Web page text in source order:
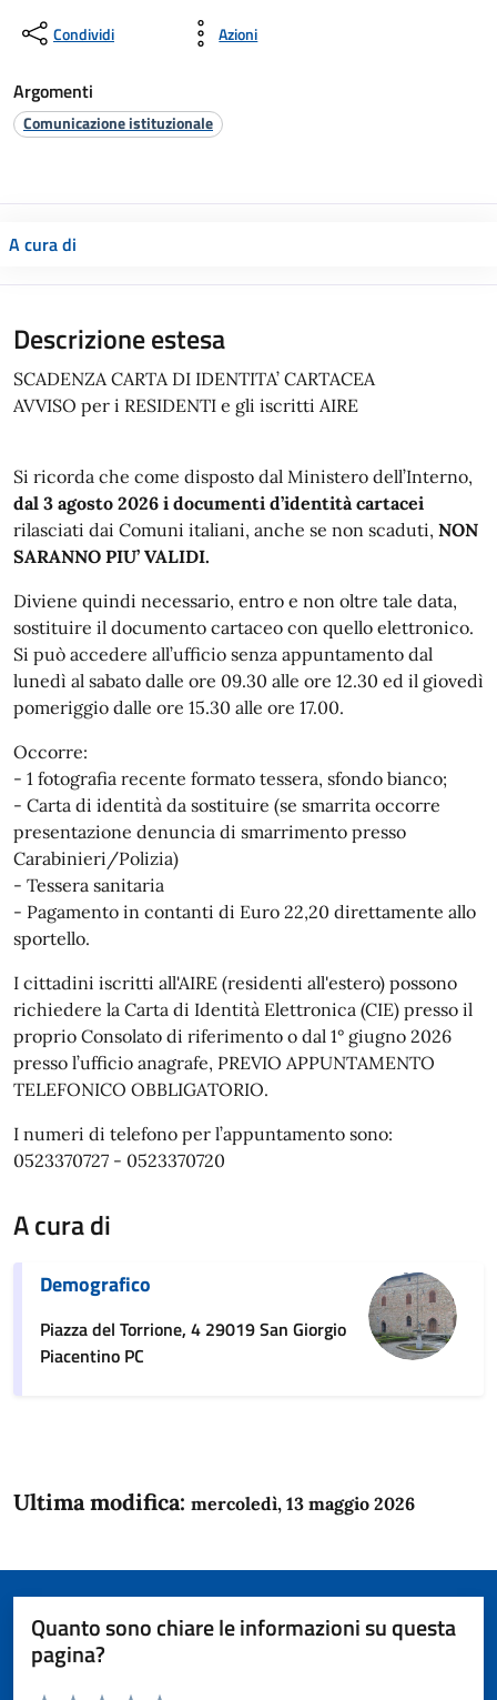
Condividi Azioni
Argomenti
Comunicazione istituzionale
A cura di
Descrizione estesa
SCADENZA CARTA DI IDENTITA’ CARTACEA
AVVISO per i RESIDENTI e gli iscritti AIRE
Si ricorda che come disposto dal Ministero dell’Interno,
dal 3 agosto 2026 i documenti d’identità cartacei
rilasciati dai Comuni italiani, anche se non scaduti, NON
SARANNO PIU’ VALIDI.
Diviene quindi necessario, entro e non oltre tale data,
sostituire il documento cartaceo con quello elettronico.
Si può accedere all’ufficio senza appuntamento dal
lunedì al sabato dalle ore 09.30 alle ore 12.30 ed il giovedì
pomeriggio dalle ore 15.30 alle ore 17.00.
Occorre:
- 1 fotografia recente formato tessera, sfondo bianco;
- Carta di identità da sostituire (se smarrita occorre
presentazione denuncia di smarrimento presso
Carabinieri/Polizia)
- Tessera sanitaria
- Pagamento in contanti di Euro 22,20 direttamente allo
sportello.
I cittadini iscritti all'AIRE (residenti all'estero) possono
richiedere la Carta di Identità Elettronica (CIE) presso il
proprio Consolato di riferimento o dal 1° giugno 2026
presso l’ufficio anagrafe, PREVIO APPUNTAMENTO
TELEFONICO OBBLIGATORIO.
I numeri di telefono per l’appuntamento sono:
0523370727 - 0523370720
A cura di
Demografico
Piazza del Torrione, 4 29019 San Giorgio
Piacentino PC
Ultima modifica: mercoledì, 13 maggio 2026
Quanto sono chiare le informazioni su questa
pagina?